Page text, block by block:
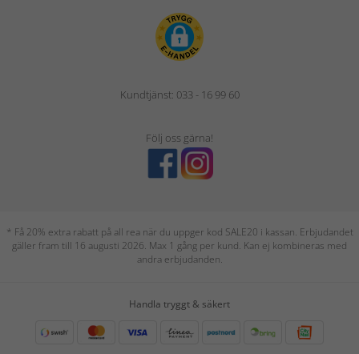
Kundtjänst: 033 - 16 99 60
Följ oss gärna!
* Få 20% extra rabatt på all rea när du uppger kod SALE20 i kassan. Erbjudandet
gäller fram till 16 augusti 2026. Max 1 gång per kund. Kan ej kombineras med
andra erbjudanden.
Handla tryggt & säkert